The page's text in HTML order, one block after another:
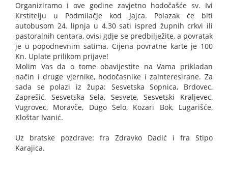
Organiziramo i ove godine zavjetno hodočašće sv. Ivi
Krstitelju u Podmilačje kod Jajca. Polazak će biti
autobusom 24. lipnja u 4.30 sati ispred župnih crkvi ili
pastoralnih centara, ovisi gdje se predbilježite, a povratak
je u popodnevnim satima. Cijena povratne karte je 100
Kn. Uplate prilikom prijave!
Molim Vas da o tome obavijestite na Vama prikladan
način i druge vjernike, hodočasnike i zainteresirane. Za
sada se polazi iz župa: Sesvetska Sopnica, Brdovec,
Zaprešić, Sesvetska Sela, Sesvete, Sesvetski Kraljevec,
Vugrovec, Moravče, Dugo Selo, Kozari Bok, Lugarišće,
Kloštar Ivanić.
Uz bratske pozdrave: fra Zdravko Dadić i fra Stipo
Karajica.